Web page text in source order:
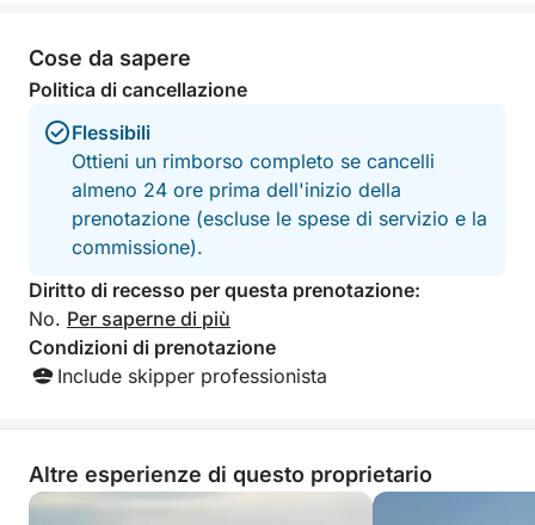
Cose da sapere
Politica di cancellazione
Flessibili
Ottieni un rimborso completo se cancelli
almeno 24 ore prima dell'inizio della
prenotazione (escluse le spese di servizio e la
commissione).
Diritto di recesso per questa prenotazione:
No. Per saperne di più
Condizioni di prenotazione
Include skipper professionista
Altre esperienze di questo proprietario